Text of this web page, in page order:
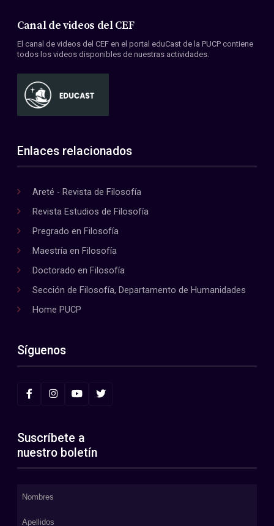
Canal de videos del CEF
El canal de videos del CEF en el portal eduCast de la PUCP contiene
todos los videos disponibles de nuestras actividades.
Enlaces relacionados
Areté - Revista de Filosofía
Revista Estudios de Filosofía
Pregrado en Filosofía
Maestría en Filosofía
Doctorado en Filosofía
Sección de Filosofía, Departamento de Humanidades
Home PUCP
Síguenos
Suscríbete a
nuestro boletín